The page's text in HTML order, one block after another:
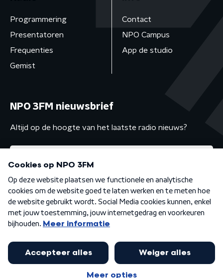
Programmering
Presentatoren
Frequenties
Gemist
Contact
NPO Campus
App de studio
NPO 3FM nieuwsbrief
Altijd op de hoogte van het laatste radio nieuws?
Algemene voorwaarden Privacybeleid